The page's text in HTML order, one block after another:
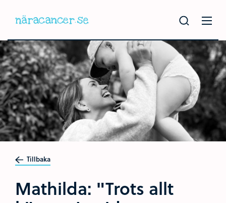
Tillbaka
Mathilda: "Trots allt